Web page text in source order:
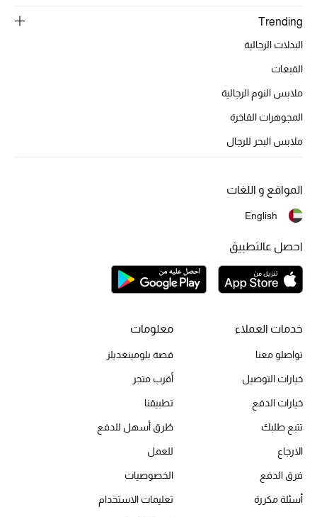
دليل ملتزمات الحقائب
حقائب الأطفال
أبرز الحقائب
أحذية النسائية
الأحذية الرجالية
أحذية للأطفال
أبرز المصممين
Trending
البدلات الرجالية
القبعات
ملابس النوم الرجالية
المجوهرات الفاخرة
ملابس البحر للرجال
خدمات العملاء
تواصلو معنا
خيارات التوصيل
خيارات الدفع
تتبع طلبك
الارجاع
فرق الدفع
أسئلة مكررة
معلومات
قصة بلومينغديلز
أقرب متجر
تطبيقنا
طُرق أسهل للدفع
للعمل
الخصوصيات
تعليمات الاستخدام
المواقع و اللغات
English
احصل عالتطبيق